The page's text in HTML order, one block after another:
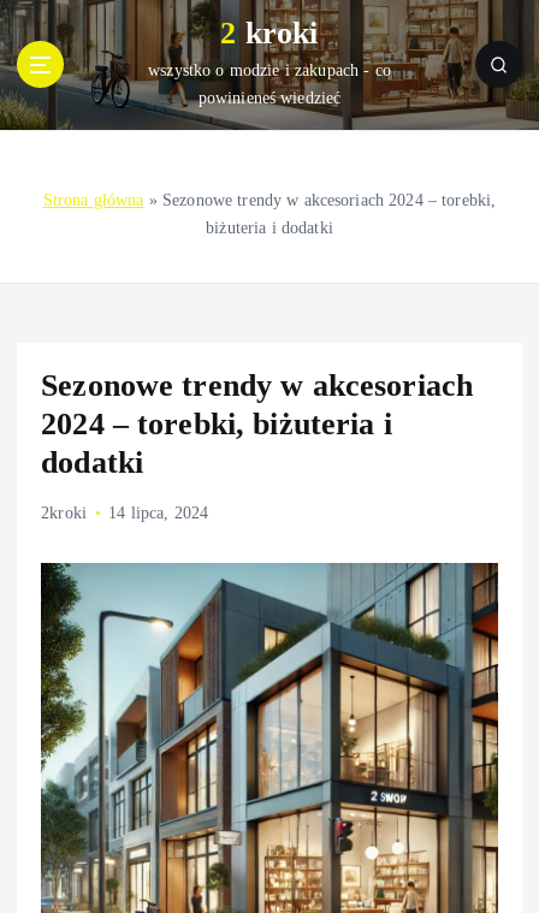
S
k
i
p
t
e
2 kroki
wszystko o modzie i zakupach - co
powinieneś wiedzieć
Strona główna » Sezonowe trendy w akcesoriach 2024 – torebki,
biżuteria i dodatki
Sezonowe trendy w akcesoriach
2024 – torebki, biżuteria i
dodatki
2kroki 14 lipca, 2024